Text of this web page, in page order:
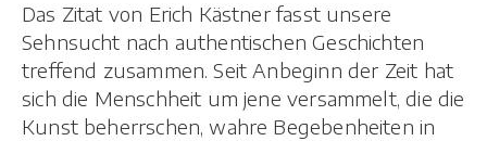
Das Zitat von Erich Kästner fasst unsere
Sehnsucht nach authentischen Geschichten
treffend zusammen. Seit Anbeginn der Zeit hat
sich die Menschheit um jene versammelt, die die
Kunst beherrschen, wahre Begebenheiten in